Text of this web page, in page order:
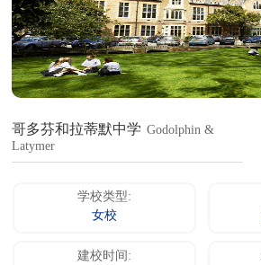
哥多芬和拉蒂默中学 Godolphin &
Latymer
学校类型:
女校
建校时间: